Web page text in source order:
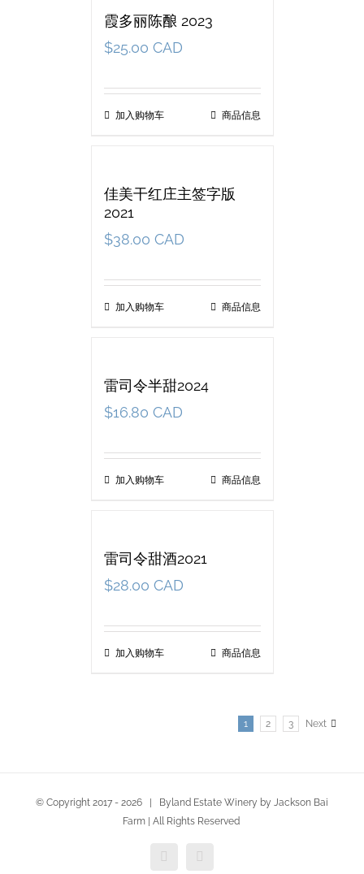
霞多丽陈酿 2023
$25.00 CAD
加入购物车 商品信息
佳美干红庄主签字版
2021
$38.00 CAD
加入购物车 商品信息
雷司令半甜2024
$16.80 CAD
加入购物车 商品信息
雷司令甜酒2021
$28.00 CAD
加入购物车 商品信息
1 2 3 Next
© Copyright 2017 - 2026 | Byland Estate Winery by Jackson Bai
Farm | All Rights Reserved
Facebook